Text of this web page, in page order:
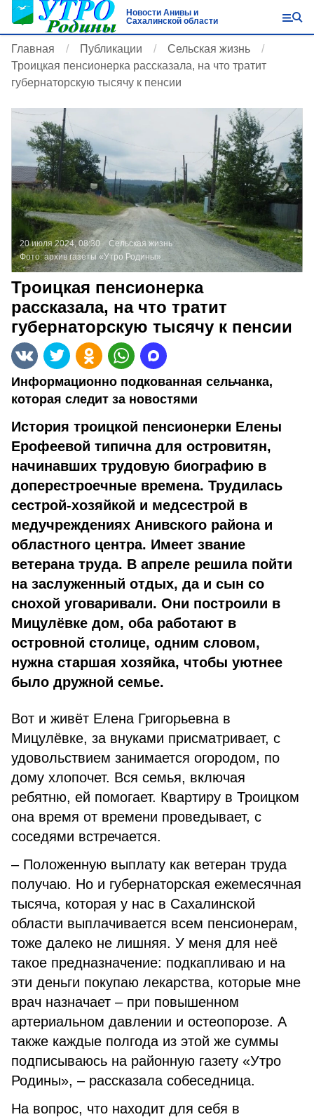
Новости Анивы и
Сахалинской области
Главная Публикации
Сельская жизнь
Троицкая пенсионерка рассказала, на что тратит
губернаторскую тысячу к пенсии
20 июля 2024, 08:30
Сельская жизнь
Фото:архив газеты «Утро Родины»
Троицкая пенсионерка
рассказала, на что тратит
губернаторскую тысячу к пенсии
Информационно подкованная сельчанка,
которая следит за новостями
История троицкой пенсионерки Елены
Ерофеевой типична для островитян,
начинавших трудовую биографию в
доперестроечные времена. Трудилась
сестрой-хозяйкой и медсестрой в
медучреждениях Анивского района и
областного центра. Имеет звание
ветерана труда. В апреле решила пойти
на заслуженный отдых, да и сын со
снохой уговаривали. Они построили в
Мицулёвке дом, оба работают в
островной столице, одним словом,
нужна старшая хозяйка, чтобы уютнее
было дружной семье.
Вот и живёт Елена Григорьевна в
Мицулёвке, за внуками присматривает, с
удовольствием занимается огородом, по
дому хлопочет. Вся семья, включая
ребятню, ей помогает. Квартиру в Троицком
она время от времени проведывает, с
соседями встречается.
– Положенную выплату как ветеран труда
получаю. Но и губернаторская ежемесячная
тысяча, которая у нас в Сахалинской
области выплачивается всем пенсионерам,
тоже далеко не лишняя. У меня для неё
такое предназначение: подкапливаю и на
эти деньги покупаю лекарства, которые мне
врач назначает – при повышенном
артериальном давлении и остеопорозе. А
также каждые полгода из этой же суммы
подписываюсь на районную газету «Утро
Родины», – рассказала собеседница.
На вопрос, что находит для себя в